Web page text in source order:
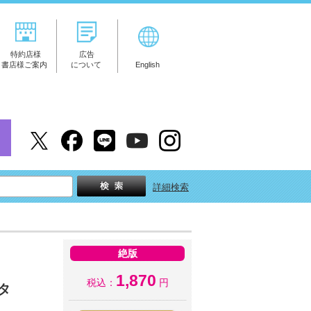
特約店様
書店様ご案内
広告
について
English
詳細検索
絶版
税込： 1,870 円